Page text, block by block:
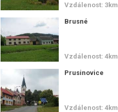
Vzdálenost: 3km
Brusné
Vzdálenost: 4km
Prusinovice
Vzdálenost: 4km